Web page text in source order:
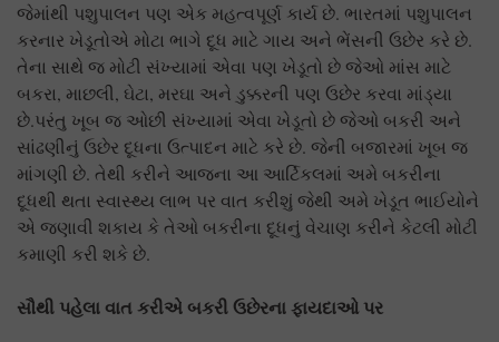
જેમાંથી પશુપાલન પણ એક મહત્વપૂર્ણ કાર્ય છે. ભારતમાં પશુપાલન
કરનાર ખેડૂતોએ મોટા ભાગે દૂધ માટે ગાય અને ભેંસની ઉછેર કરે છે.
તેના સાથે જ મોટી સંખ્યામાં એવા પણ ખેડૂતો છે જેઓ માંસ માટે
બકરા, માછલી, ઘેટા, મરઘા અને ડુક્કરની પણ ઉછેર કરવા માંડ્યા
છે.પરંતુ ખૂબ જ ઓછી સંખ્યામાં એવા ખેડૂતો છે જેઓ બકરી અને
સાંઢણીનું ઉછેર દૂધના ઉત્પાદન માટે કરે છે. જેની બજારમાં ખૂબ જ
માંગણી છે. તેથી કરીને આજના આ આર્ટિકલમાં અમે બકરીના
દૂધથી થતા સ્વાસ્થ્ય લાભ પર વાત કરીશું જેથી અમે ખેડૂત ભાઈયોને
એ જણાવી શકાય કે તેઓ બકરીના દૂધનું વેચાણ કરીને કેટલી મોટી
કમાણી કરી શકે છે.
સૌથી પહેલા વાત કરીએ બકરી ઉછેરના ફાયદાઓ પર